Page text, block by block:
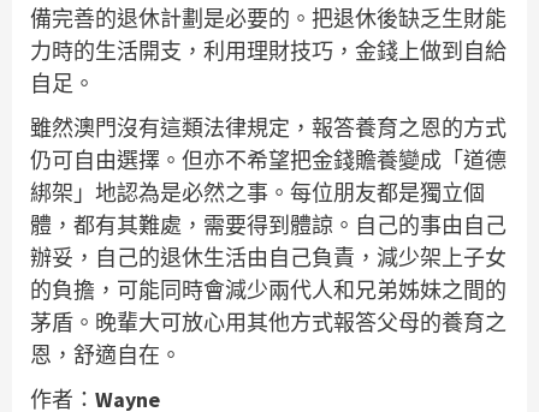
備完善的退休計劃是必要的。把退休後缺乏生財能
力時的生活開支，利用理財技巧，金錢上做到自給
自足。
雖然澳門沒有這類法律規定，報答養育之恩的方式
仍可自由選擇。但亦不希望把金錢贍養變成「道德
綁架」地認為是必然之事。每位朋友都是獨立個
體，都有其難處，需要得到體諒。自己的事由自己
辦妥，自己的退休生活由自己負責，減少架上子女
的負擔，可能同時會減少兩代人和兄弟姊妹之間的
茅盾。晚輩大可放心用其他方式報答父母的養育之
恩，舒適自在。
作者： Wayne